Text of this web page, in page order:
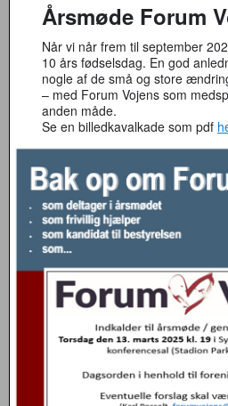
Årsmøde Forum
Når vi når frem til september
10 års fødselsdag. En god
nogle af de små og store
– med Forum Vojens som
anden måde.
Se en billedkavalkade som pdf